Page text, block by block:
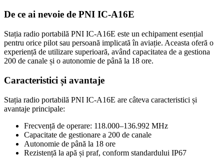
De ce ai nevoie de PNI IC-A16E
Stația radio portabilă PNI IC-A16E este un echipament esențial
pentru orice pilot sau persoană implicată în aviație. Aceasta oferă o
experiență de utilizare superioară, având capacitatea de a gestiona
200 de canale și o autonomie de până la 18 ore.
Caracteristici și avantaje
Stația radio portabilă PNI IC-A16E are câteva caracteristici și
avantaje principale:
Frecvență de operare: 118.000–136.992 MHz
Capacitate de gestionare a 200 de canale
Autonomie de până la 18 ore
Rezistență la apă și praf, conform standardului IP67